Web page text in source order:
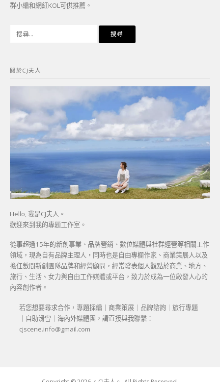
群小編和網紅KOL可供推薦。
字:
關於CJ夫人
Hello, 我是CJ夫人。
歡迎來到我的專題工作室。
從事超過15年的新創事業、品牌營銷、數位媒體與社群經營等相關工作
領域，現為自有品牌主理人，同時也是自由專欄作家、商業策展人以及
擔任數間新創團隊品牌和經營顧問，經常發表個人觀點於商業、地方、
旅行、生活、女力與自由工作媒體或平台，致力於成為一位啟發人心的
內容創作者。
若您想要尋求合作，專題採編｜商業策展｜品牌諮詢｜旅行專題
｜自助滑雪｜海內外媒體團，請直接與我聯繫：
cjscene.info@gmail.com